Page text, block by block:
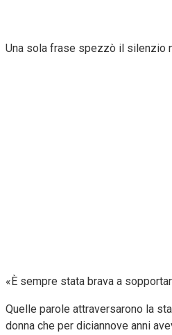
Una sola frase spezzò il silenzio
«È sempre stata brava a
Quelle parole attraversarono la
donna che per diciannove anni